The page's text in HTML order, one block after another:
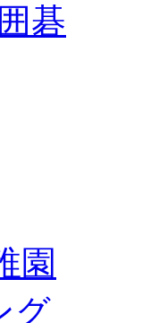
碁
園
グ